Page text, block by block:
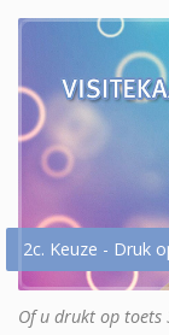
2c. Keuze - Druk
Of u drukt op toets